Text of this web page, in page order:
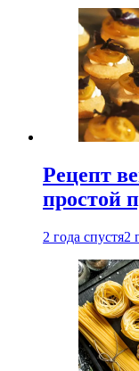
Рецепт
простой
2 года спустя2